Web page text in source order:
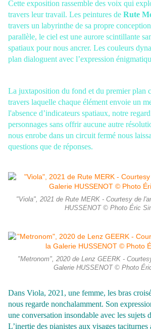
Cette exposition rassemble des voix qui
travers leur travail. Les peintures de Rute
travers un labyrinthe de sa propre
parallèle, le ciel est une aurore scintillante
spatiaux pour nous ancrer. Les couleurs
plan dialoguent avec l’expression
La juxtaposition du fond et du premier plan
travers laquelle chaque élément envoie un
l'absence d’indicateurs spatiaux, notre
personnages sans offrir aucune autre
nous enrobe dans un circuit fermé nous
questions que de réponses.
"Viola", 2021 de Rute MERK - Courtesy de
HUSSENOT © Photo Éric
"Metronom", 2020 de Lenz GEERK -
Galerie HUSSENOT © Photo
Dans Viola, 2021, une femme, les bras
nous regarde nonchalamment. Son
une conversation insondable avec les sujets
L’inertie des pianistes aux visages taciturnes